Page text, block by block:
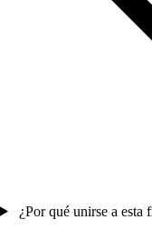
¿Por qué unirse a esta